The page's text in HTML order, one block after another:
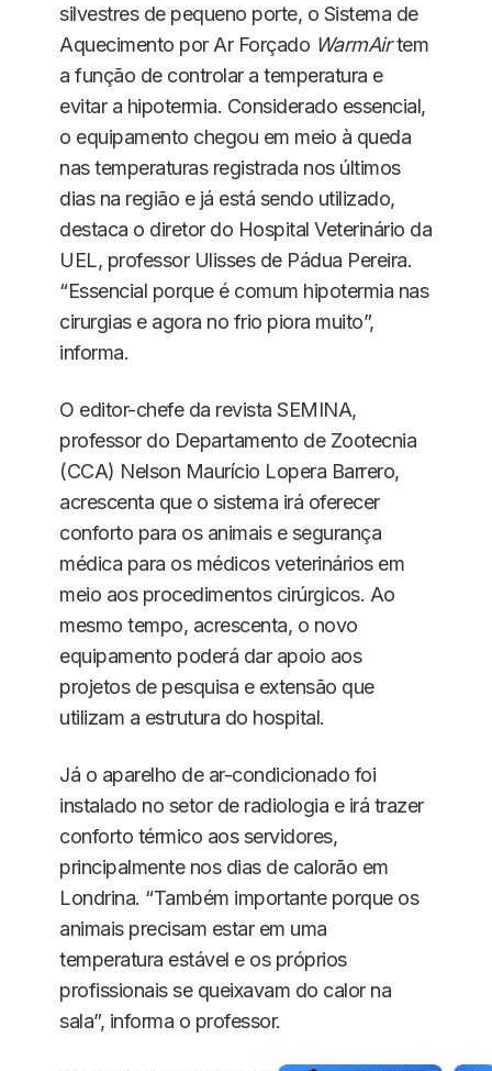
silvestres de pequeno porte, o Sistema de
Aquecimento por Ar Forçado WarmAirtem
a função de controlar a temperatura e
evitar a hipotermia. Considerado essencial,
o equipamento chegou em meio à queda
nas temperaturas registrada nos últimos
dias na região e já está sendo utilizado,
destaca o diretor do Hospital Veterinário da
UEL, professor Ulisses de Pádua Pereira.
“Essencial porque é comum hipotermia nas
cirurgias e agora no frio piora muito”,
informa.
O editor-chefe da revista SEMINA,
professor do Departamento de Zootecnia
(CCA) Nelson Maurício Lopera Barrero,
acrescenta que o sistema irá oferecer
conforto para os animais e segurança
médica para os médicos veterinários em
meio aos procedimentos cirúrgicos. Ao
mesmo tempo, acrescenta, o novo
equipamento poderá dar apoio aos
projetos de pesquisa e extensão que
utilizam a estrutura do hospital.
Já o aparelho de ar-condicionado foi
instalado no setor de radiologia e irá trazer
conforto térmico aos servidores,
principalmente nos dias de calorão em
Londrina. “Também importante porque os
animais precisam estar em uma
temperatura estável e os próprios
profissionais se queixavam do calor na
sala”, informa o professor.